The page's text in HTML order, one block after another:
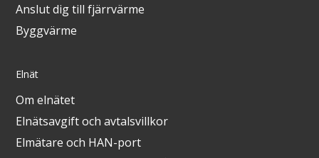
Anslut dig till fjärrvärme
Byggvärme
Elnät
Om elnätet
Elnätsavgift och avtalsvillkor
Elmätare och HAN-port